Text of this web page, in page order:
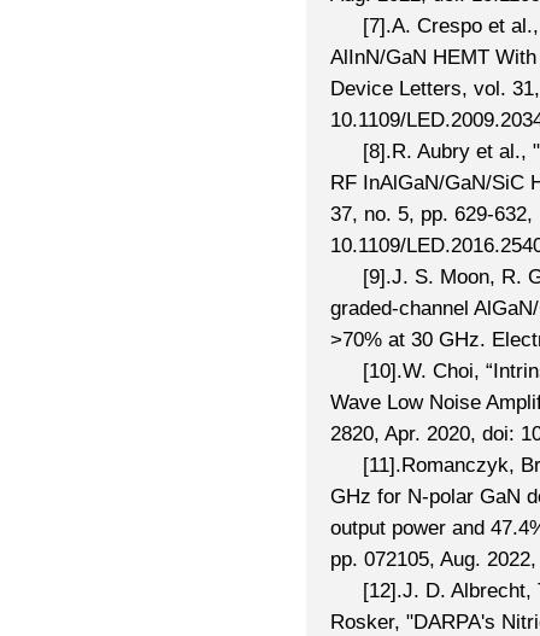
[7].A. Crespo et
AlInN/GaN HEMT
Device Letters, vol.
10.1109/
[8].R. Aubry et al.,
RF InAlGaN/GaN/SiC
37, no. 5, pp. 629-
10.1109/
[9].J. S. Moon, R.
graded-channel
>70% at 30 GHz.
[10].W. Choi,
Wave Low Noise
2820, Apr. 2020, doi:
[11].Romanczyk,
GHz for N-polar GaN
output power and
pp. 072105, Aug.
[12].J. D. Albrecht,
Rosker, "DARPA's